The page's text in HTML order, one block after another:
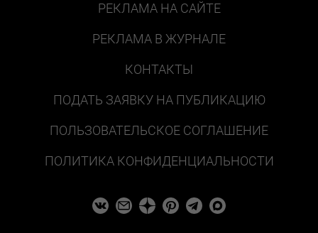
РЕКЛАМА НА САЙТЕ
РЕКЛАМА В ЖУРНАЛЕ
КОНТАКТЫ
ПОДАТЬ ЗАЯВКУ НА ПУБЛИКАЦИЮ
ПОЛЬЗОВАТЕЛЬСКОЕ СОГЛАШЕНИЕ
ПОЛИТИКА КОНФИДЕНЦИАЛЬНОСТИ